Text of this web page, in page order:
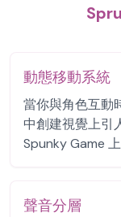
動態移動系統
當你與角色互動
中創建視覺上引
Spunky Game
聲音分層